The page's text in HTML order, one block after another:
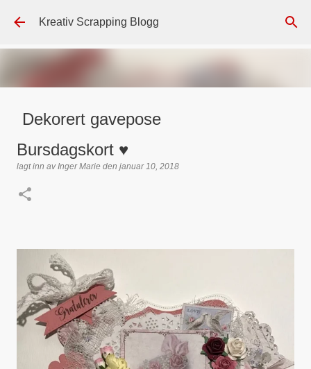
Gå til hovedinnhold
Kreativ Scrapping Blogg
Dekorert gavepose
GAVEPOSE / POSEKORT
Bursdagskort ♥
lagt inn avInger Marie den januar 10, 2018